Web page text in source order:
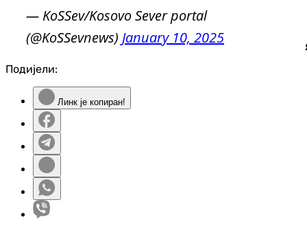
— KoSSev/Kosovo Sever portal
(@KoSSevnews) January 10, 2025
Подијели:
Линк је копиран!